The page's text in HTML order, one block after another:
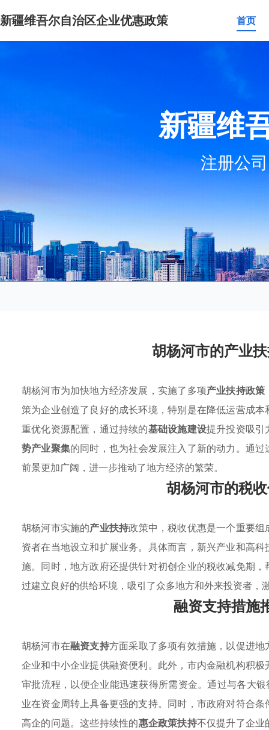
新疆维吾尔自治区企业优惠政策 首页
新疆维
注册公
胡杨河市的产业
胡杨河市为加快地方经济发展，实施了多项产业扶持政策
策为企业创造了良好的成长环境，特别是在降低运营成
重优化资源配置，通过持续的基础设施建设提升投资吸引
势产业聚集的同时，也为社会发展注入了新的动力。通
前景更加广阔，进一步推动了地方经济的繁荣。
胡杨河市的税
胡杨河市实施的产业扶持政策中，税收优惠是一个重要组
资者在当地设立和扩展业务。具体而言，新兴产业和高
施。同时，地方政府还提供针对初创企业的税收减免期
过建立良好的供给环境，吸引了众多地方和外来投资者，
融资支持措施
胡杨河市在融资支持方面采取了多项有效措施，以促进
企业和中小企业提供融资便利。此外，市内金融机构积
审批流程，以便企业能迅速获得所需资金。通过与各大
业在资金周转上具备更强的支持。同时，市政府对符合
高企的问题。这些持续性的惠企政策扶持不仅提升了企业